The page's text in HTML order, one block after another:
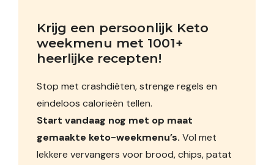
Krijg een persoonlijk Keto
weekmenu met 1001+
heerlijke recepten!
Stop met crashdiëten, strenge regels en
eindeloos calorieën tellen.
Start vandaag nog met op maat
gemaakte keto-weekmenu’s. Vol met
lekkere vervangers voor brood, chips, patat